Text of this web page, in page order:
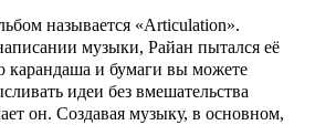
называется «Articulation».
музыки, Райан пытался её
и бумаги вы можете
идеи без вмешательства
он. Создавая музыку, в основном,